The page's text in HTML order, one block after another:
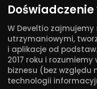
W Develtio zajmujemy
utrzymaniowymi,
i aplikacje od
2017 roku i
biznesu (bez względu
technologii